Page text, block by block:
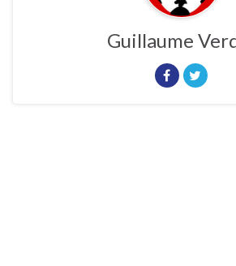
Guillaume